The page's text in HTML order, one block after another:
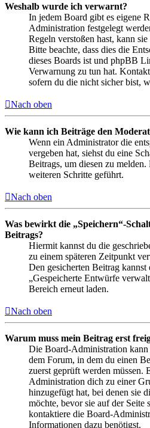
Weshalb wurde ich verwarnt?
In jedem Board gibt es eigene
Administration festgelegt
Regeln verstoßen hast, kann
Bitte beachte, dass dies die
dieses Boards ist und phpBB
Verwarnung zu tun hat.
sofern du die nicht sicher bist,
Nach oben
Wie kann ich Beiträge den
Wenn ein Administrator die
vergeben hat, siehst du eine
Beitrags, um diesen zu
weiteren Schritte geführt.
Nach oben
Was bewirkt die „Speichern“-
Beitrags?
Hiermit kannst du die
zu einem späteren Zeitpunkt
Den gesicherten Beitrag
„Gespeicherte Entwürfe
Bereich erneut laden.
Nach oben
Warum muss mein Beitrag erst
Die Board-Administration kann
dem Forum, in dem du einen
zuerst geprüft werden müssen.
Administration dich zu einer
hinzugefügt hat, bei denen sie
möchte, bevor sie auf der Seite
kontaktiere die Board-
Informationen dazu benötigst.